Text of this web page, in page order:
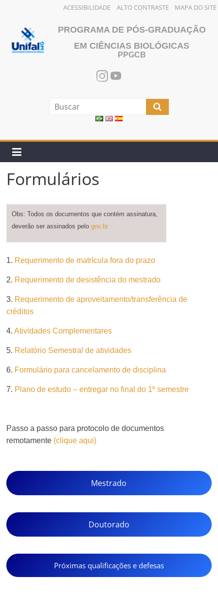
ACESSIBILIDADE ALTO CONTRASTE MAPA DO SITE
conteúdo
PROGRAMA DE PÓS-GRADUAÇÃO
EM CIÊNCIAS BIOLÓGICAS
PPGCB
Formulários
Obs: Todos os documentos que contém assinatura,
deverão ser assinados pelogov.br
1. Requerimento de matrícula fora do prazo
2. Requerimento de desistência do mestrado
3. Requerimento de aproveitamento/transferência de
créditos
4.Atividades Complementares
5. Relatório Semestral de atividades
6. Formulário para cancelamento de disciplina
7. Plano de estudo – entregar no final do 1º semestre
Passo a passo para protocolo de documentos
remotamente (clique aqui)
Mestrado
Doutorado
Próximas qualificações e defesas